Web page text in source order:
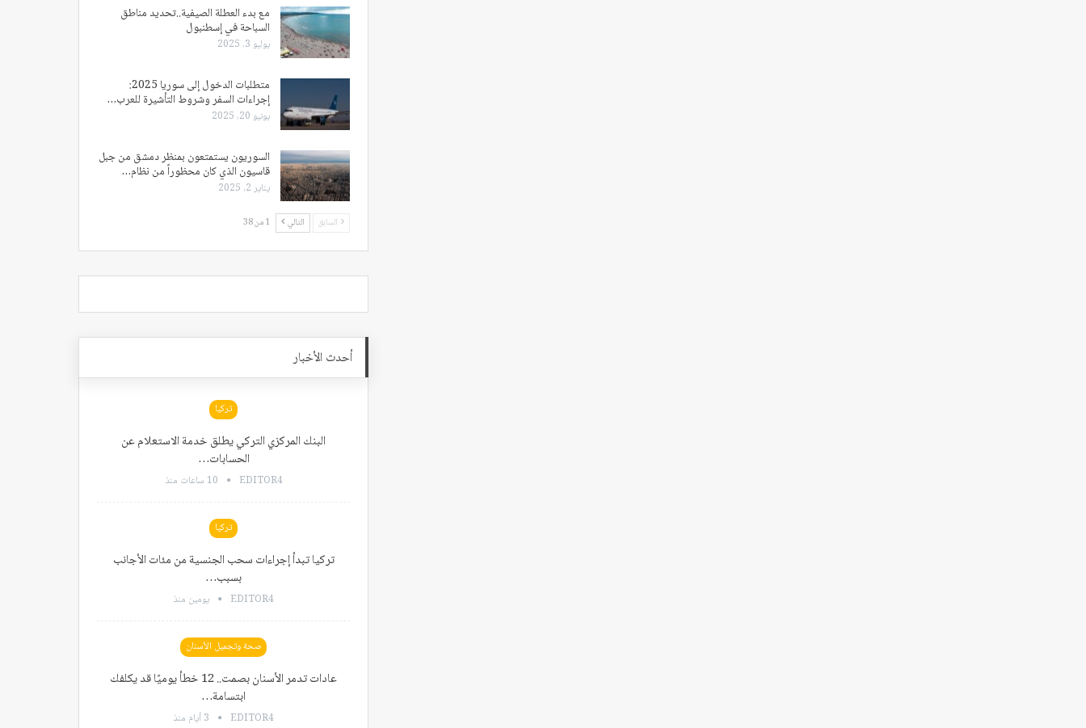
مع بدء العطلة الصيفية..تحديد مناطق
السباحة في إسطنبول
يوليو 3, 2025
متطلبات الدخول إلى سوريا 2025:
إجراءات السفر وشروط التأشيرة للعرب…
يونيو 20, 2025
السوريون يستمتعون بمنظر دمشق من جبل
قاسيون الذي كان محظوراً من نظام…
يناير 2, 2025
السابق التالي 1 من 38
أحدث الأخبار
تركيا
البنك المركزي التركي يطلق خدمة الاستعلام عن
الحسابات…
EDITOR4 10 ساعات منذ
تركيا
تركيا تبدأ إجراءات سحب الجنسية من مئات الأجانب
بسبب…
EDITOR4 يومين منذ
صحة وتجميل الأسنان
عادات تدمر الأسنان بصمت.. 12 خطأ يوميًا قد يكلفك
ابتسامة…
EDITOR4 3 أيام منذ